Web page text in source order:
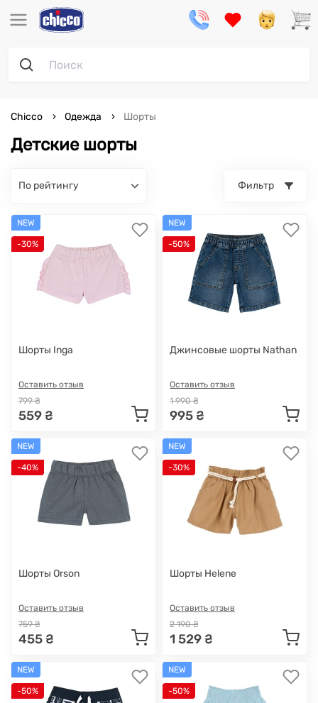
Детские шорты
Chicco Одежда Шорты
по рейтингу Фильтр
NEW
-30%
Шорты Inga
Оставить отзыв
799 ₴
559 ₴
NEW
-50%
Джинсовые шорты Nathan
Оставить отзыв
1 990 ₴
995 ₴
NEW
-40%
Шорты Orson
Оставить отзыв
759 ₴
455 ₴
NEW
-30%
Шорты Helene
Оставить отзыв
2 190 ₴
1 529 ₴
NEW
-50%
NEW
-50%